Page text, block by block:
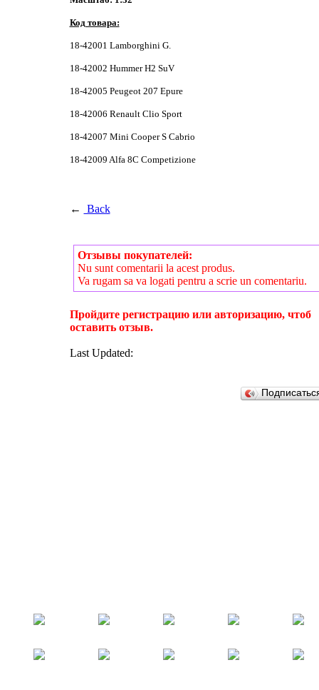
Код товара:
18-42001 Lamborghini G.
18-42002 Hummer H2 SuV
18-42005 Peugeot 207 Epure
18-42006 Renault Clio Sport
18-42007 Mini Cooper S Cabrio
18-42009 Alfa 8C Competizione
← Back
Отзывы покупателей:
Nu sunt comentarii la acest produs.
Va rugam sa va logati pentru a scrie un comentariu.
Пройдите регистрацию или авторизацию, чтоб
оставить отзыв.
Last Updated: